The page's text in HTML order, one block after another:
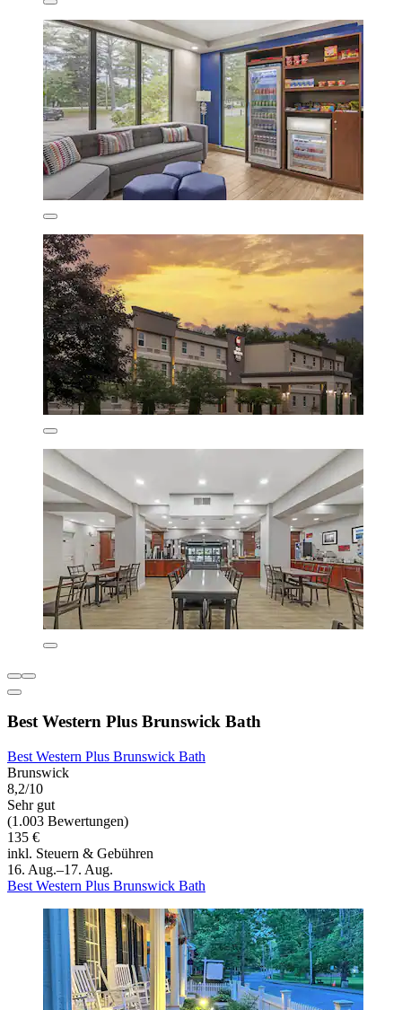
Best Western Plus Brunswick Bath
Best Western Plus Brunswick Bath
Brunswick
8,2/10
Sehr gut
(1.003 Bewertungen)
135 €
inkl. Steuern & Gebühren
16. Aug.–17. Aug.
Best Western Plus Brunswick Bath